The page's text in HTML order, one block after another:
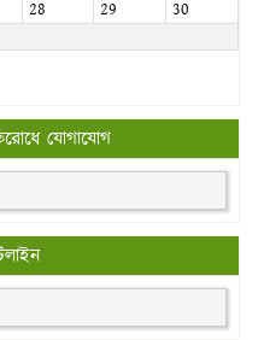
28 29
30
যোগাযোগ